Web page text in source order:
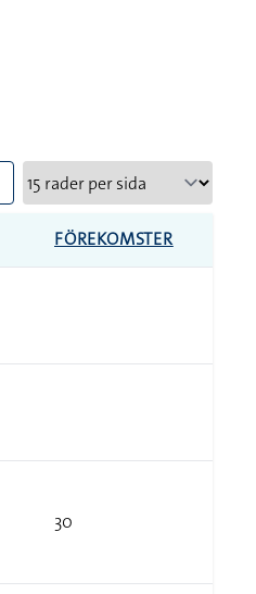
FÖREKOMSTER
30